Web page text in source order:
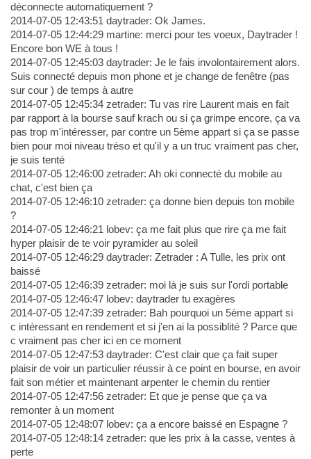
déconnecte automatiquement ?
2014-07-05 12:43:51 daytrader: Ok James.
2014-07-05 12:44:29 martine: merci pour tes voeux, Daytrader !
Encore bon WE à tous !
2014-07-05 12:45:03 daytrader: Je le fais involontairement alors.
Suis connecté depuis mon phone et je change de fenêtre (pas
sur cour ) de temps à autre
2014-07-05 12:45:34 zetrader: Tu vas rire Laurent mais en fait
par rapport à la bourse sauf krach ou si ça grimpe encore, ça va
pas trop m'intéresser, par contre un 5ème appart si ça se passe
bien pour moi niveau tréso et qu'il y a un truc vraiment pas cher,
je suis tenté
2014-07-05 12:46:00 zetrader: Ah oki connecté du mobile au
chat, c'est bien ça
2014-07-05 12:46:10 zetrader: ça donne bien depuis ton mobile
?
2014-07-05 12:46:21 lobev: ça me fait plus que rire ça me fait
hyper plaisir de te voir pyramider au soleil
2014-07-05 12:46:29 daytrader: Zetrader : A Tulle, les prix ont
baissé
2014-07-05 12:46:39 zetrader: moi là je suis sur l'ordi portable
2014-07-05 12:46:47 lobev: daytrader tu exagères
2014-07-05 12:47:39 zetrader: Bah pourquoi un 5ème appart si
c intéressant en rendement et si j'en ai la possiblité ? Parce que
c vraiment pas cher ici en ce moment
2014-07-05 12:47:53 daytrader: C'est clair que ça fait super
plaisir de voir un particulier réussir à ce point en bourse, en avoir
fait son métier et maintenant arpenter le chemin du rentier
2014-07-05 12:47:56 zetrader: Et que je pense que ça va
remonter à un moment
2014-07-05 12:48:07 lobev: ça a encore baissé en Espagne ?
2014-07-05 12:48:14 zetrader: que les prix à la casse, ventes à
perte